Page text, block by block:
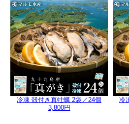
冷凍 殻付き真牡蠣 2袋／24個
3,800円
冷